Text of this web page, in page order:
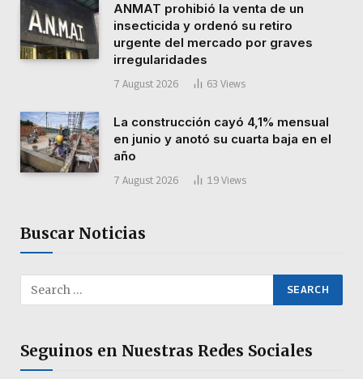
ANMAT prohibió la venta de un
insecticida y ordenó su retiro
urgente del mercado por graves
irregularidades
7 August 2026 63 Views
La construcción cayó 4,1% mensual
en junio y anotó su cuarta baja en el
año
7 August 2026 19 Views
Buscar Noticias
Seguinos en Nuestras Redes Sociales